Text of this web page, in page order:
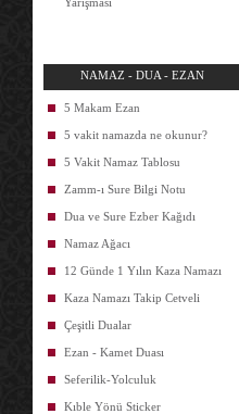
NAMAZ - DUA - EZAN
5 Makam Ezan
5 vakit namazda ne okunur?
5 Vakit Namaz Tablosu
Zamm-ı Sure Bilgi Notu
Dua ve Sure Ezber Kağıdı
Namaz Ağacı
12 Günde 1 Yılın Kaza Namazı
Kaza Namazı Takip Cetveli
Çeşitli Dualar
Ezan - Kamet Duası
Seferilik-Yolculuk
Kıble Yönü Sticker